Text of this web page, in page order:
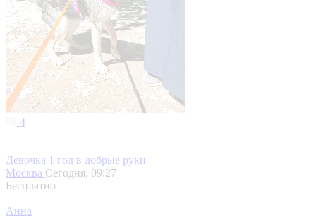
4
Девочка 1 год в добрые руки
Москва Сегодня, 09:27
Бесплатно
Анна